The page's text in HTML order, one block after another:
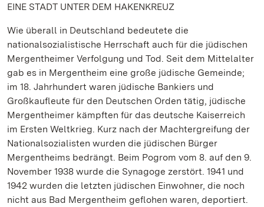
EINE STADT UNTER DEM HAKENKREUZ
Wie überall in Deutschland bedeutete die
nationalsozialistische Herrschaft auch für die jüdischen
Mergentheimer Verfolgung und Tod. Seit dem Mittelalter
gab es in Mergentheim eine große jüdische Gemeinde;
im 18. Jahrhundert waren jüdische Bankiers und
Großkaufleute für den Deutschen Orden tätig, jüdische
Mergentheimer kämpften für das deutsche Kaiserreich
im Ersten Weltkrieg. Kurz nach der Machtergreifung der
Nationalsozialisten wurden die jüdischen Bürger
Mergentheims bedrängt. Beim Pogrom vom 8. auf den 9.
November 1938 wurde die Synagoge zerstört. 1941 und
1942 wurden die letzten jüdischen Einwohner, die noch
nicht aus Bad Mergentheim geflohen waren, deportiert.